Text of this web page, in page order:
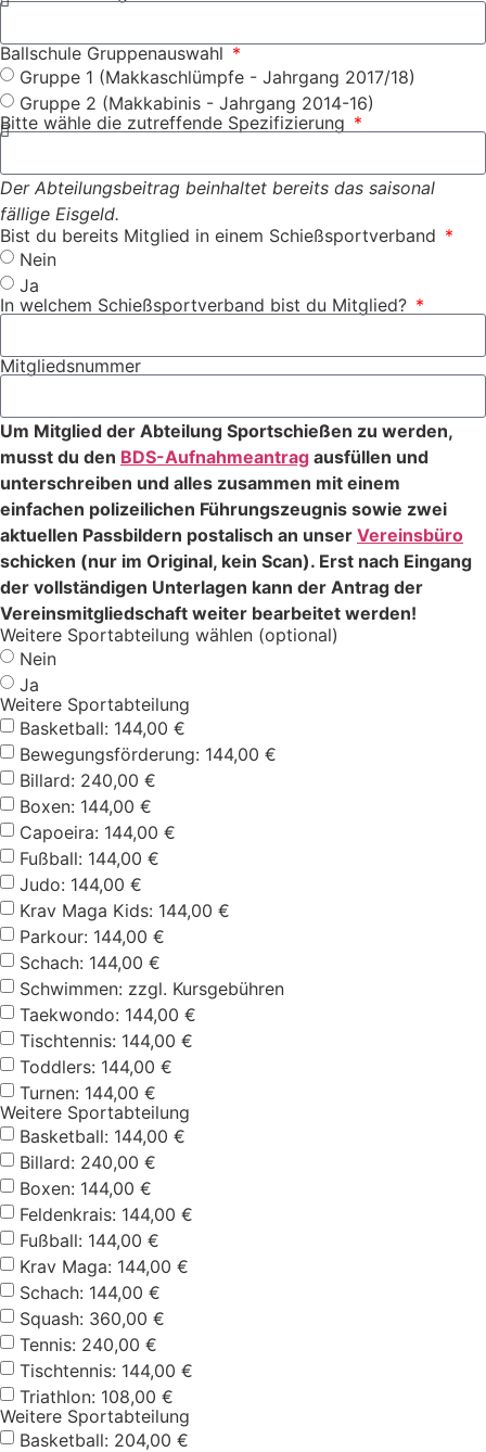
Ballschule Gruppenauswahl
Gruppe 1 (Makkaschlümpfe - Jahrgang 2017/18)
Gruppe 2 (Makkabinis - Jahrgang 2014-16)
Bitte wähle die zutreffende Spezifizierung
Der Abteilungsbeitrag beinhaltet bereits das saisonal
fällige Eisgeld.
Bist du bereits Mitglied in einem Schießsportverband
Nein
Ja
In welchem Schießsportverband bist du Mitglied?
Mitgliedsnummer
Um Mitglied der Abteilung Sportschießen zu werden,
musst du den BDS-Aufnahmeantrag ausfüllen und
unterschreiben und alles zusammen mit einem
einfachen polizeilichen Führungszeugnis sowie zwei
aktuellen Passbildern postalisch an unser Vereinsbüro
schicken (nur im Original, kein Scan). Erst nach Eingang
der vollständigen Unterlagen kann der Antrag der
Vereinsmitgliedschaft weiter bearbeitet werden!
Weitere Sportabteilung wählen (optional)
Nein
Ja
Weitere Sportabteilung
Basketball: 144,00 €
Bewegungsförderung: 144,00 €
Billard: 240,00 €
Boxen: 144,00 €
Capoeira: 144,00 €
Fußball: 144,00 €
Judo: 144,00 €
Krav Maga Kids: 144,00 €
Parkour: 144,00 €
Schach: 144,00 €
Schwimmen: zzgl. Kursgebühren
Taekwondo: 144,00 €
Tischtennis: 144,00 €
Toddlers: 144,00 €
Turnen: 144,00 €
Weitere Sportabteilung
Basketball: 144,00 €
Billard: 240,00 €
Boxen: 144,00 €
Feldenkrais: 144,00 €
Fußball: 144,00 €
Krav Maga: 144,00 €
Schach: 144,00 €
Squash: 360,00 €
Tennis: 240,00 €
Tischtennis: 144,00 €
Triathlon: 108,00 €
Weitere Sportabteilung
Basketball: 204,00 €